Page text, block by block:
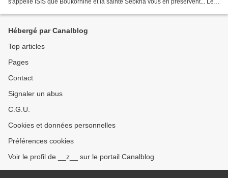
Hébergé par Canalblog
Top articles
Pages
Contact
Signaler un abus
C.G.U.
Cookies et données personnelles
Préférences cookies
Voir le profil de __z__ sur le portail Canalblog